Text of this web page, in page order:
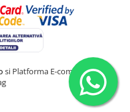
si Platforma E-commerce by